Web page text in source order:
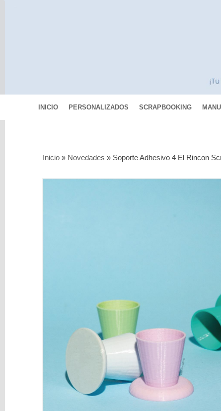
INICIO PERSONALIZADOS SCRAPBOOKING
Inicio » Novedades » Soporte Adhesivo 4 El Rincon